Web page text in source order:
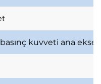
kuvveti ana